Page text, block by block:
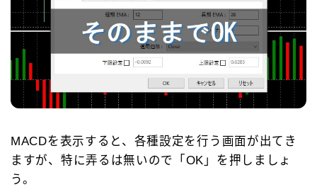
MACDを表示すると、各種設定を行う画面が出てき
ますが、特に弄るは無いので「OK」を押しましょ
う。